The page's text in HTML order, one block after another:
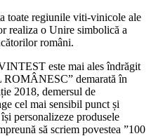
toate regiunile viti-vinicole ale
realiza o Unire simbolică a
români.
este mai ales îndrăgit
demarată în
2018, demersul de
cel mai sensibil punct și
personalizeze produsele
să scriem povestea ”100